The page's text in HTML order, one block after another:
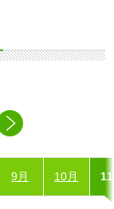
9月 10月